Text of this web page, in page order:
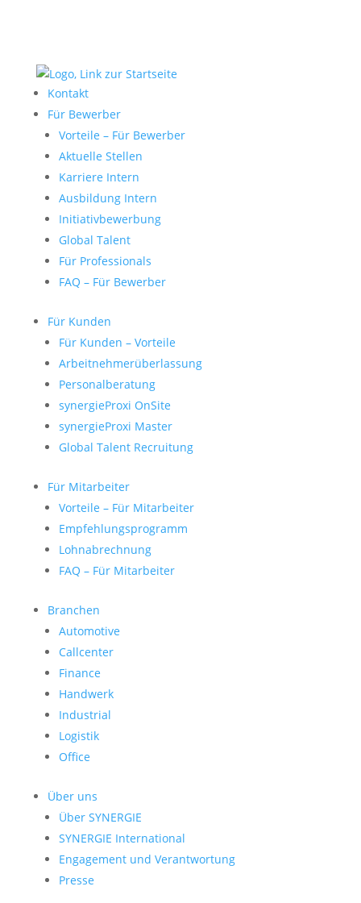
Kontakt
Für Bewerber
Vorteile – Für Bewerber
Aktuelle Stellen
Karriere Intern
Ausbildung Intern
Initiativbewerbung
Global Talent
Für Professionals
FAQ – Für Bewerber
Für Kunden
Für Kunden – Vorteile
Arbeitnehmerüberlassung
Personalberatung
synergieProxi OnSite
synergieProxi Master
Global Talent Recruitung
Für Mitarbeiter
Vorteile – Für Mitarbeiter
Empfehlungsprogramm
Lohnabrechnung
FAQ – Für Mitarbeiter
Branchen
Automotive
Callcenter
Finance
Handwerk
Industrial
Logistik
Office
Über uns
Über SYNERGIE
SYNERGIE International
Engage­ment und Verantwor­tung
Presse